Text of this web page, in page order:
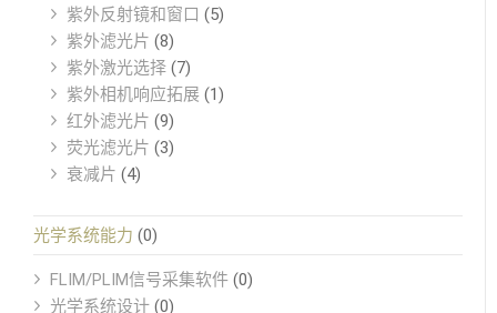
紫外反射镜和窗口 (5)
紫外滤光片 (8)
紫外激光选择 (7)
紫外相机响应拓展 (1)
红外滤光片 (9)
荧光滤光片 (3)
衰减片 (4)
光学系统能力 (0)
FLIM/PLIM信号采集软件 (0)
光学系统设计 (0)